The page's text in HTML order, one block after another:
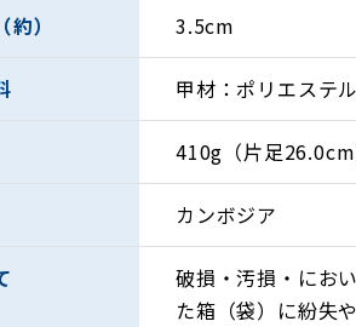
ークは、独自のひざに負担をかけな
。
工学部との共同研究によるひざの回
ヒシューズが保有している、50万人
、世にないものをつくる」。同社が
えながら、走る＆歩くためのフルス
） 3.5cm
甲材：ポリエステ
410g（片足26.0cm
カンボジア
破損・汚損・にお
た箱（袋）に紛失